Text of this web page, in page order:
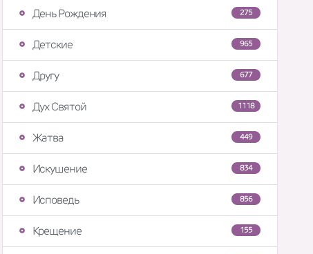
275
День Рождения
965
Детские
677
Другу
1118
Дух Святой
449
Жатва
834
Искушение
856
Исповедь
155
Крещение